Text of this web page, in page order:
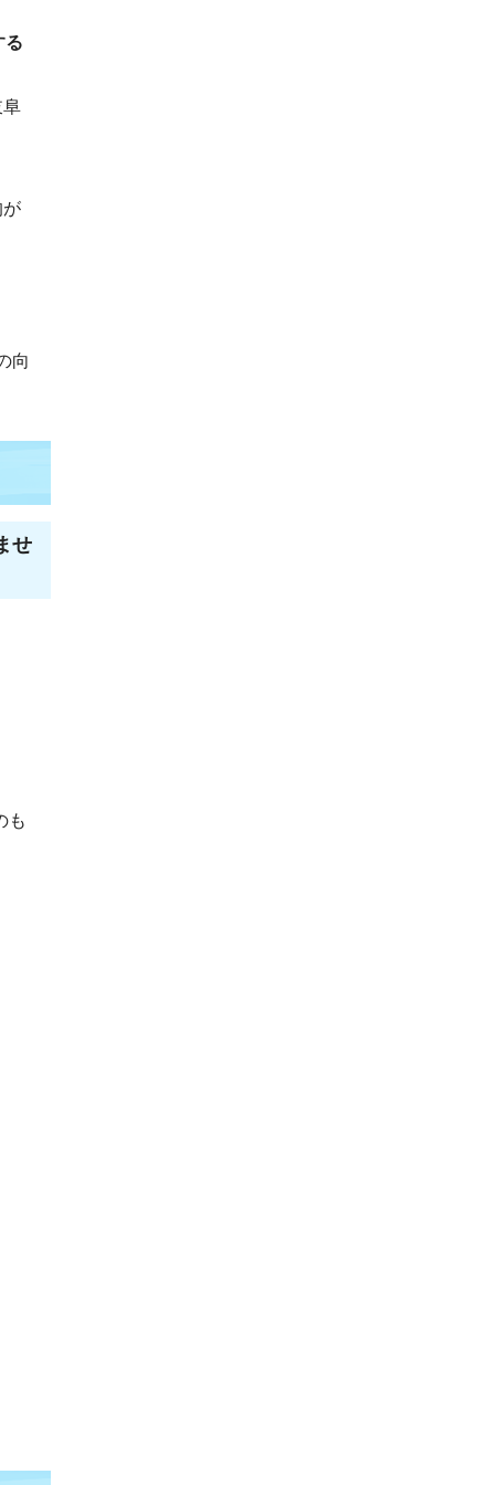
る
阜
が
向
せ
も